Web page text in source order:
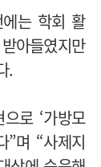
는 학회 활
아들였지만
.
로 ‘가방모
”며 “사제지